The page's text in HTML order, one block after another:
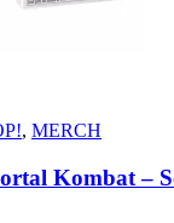
, MERCH
Kombat –